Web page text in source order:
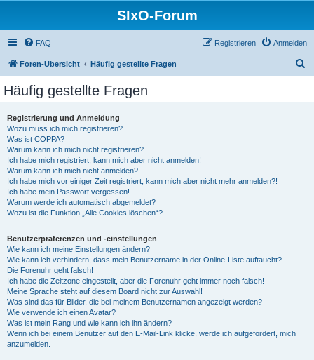
SIxO-Forum
FAQ Anmelden
Registrieren
Foren-Übersicht Häufig gestellte Fragen
Häufig gestellte Fragen
Registrierung und Anmeldung
Wozu muss ich mich registrieren?
Was ist COPPA?
Warum kann ich mich nicht registrieren?
Ich habe mich registriert, kann mich aber nicht anmelden!
Warum kann ich mich nicht anmelden?
Ich habe mich vor einiger Zeit registriert, kann mich aber nicht mehr anmelden?!
Ich habe mein Passwort vergessen!
Warum werde ich automatisch abgemeldet?
Wozu ist die Funktion „Alle Cookies löschen“?
Benutzerpräferenzen und -einstellungen
Wie kann ich meine Einstellungen ändern?
Wie kann ich verhindern, dass mein Benutzername in der Online-Liste auftaucht?
Die Forenuhr geht falsch!
Ich habe die Zeitzone eingestellt, aber die Forenuhr geht immer noch falsch!
Meine Sprache steht auf diesem Board nicht zur Auswahl!
Was sind das für Bilder, die bei meinem Benutzernamen angezeigt werden?
Wie verwende ich einen Avatar?
Was ist mein Rang und wie kann ich ihn ändern?
Wenn ich bei einem Benutzer auf den E-Mail-Link klicke, werde ich aufgefordert, mich
anzumelden.